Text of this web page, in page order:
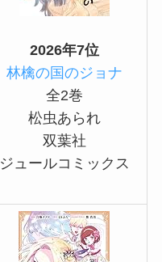
2026年7位
林檎の国のジョナ
全2巻
松虫あられ
双葉社
ジュールコミックス